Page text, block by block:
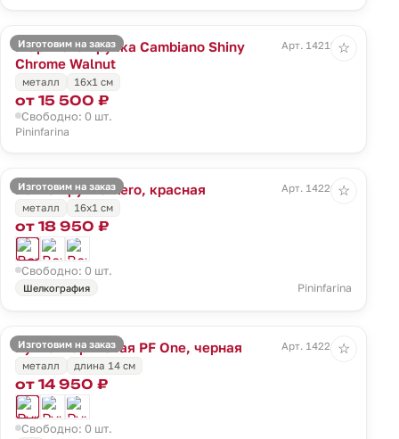
Изготовим на заказ
Шариковая ручка Cambiano Shiny
Chrome Walnut
Арт. 14219.10
металл 16x1 cм
от 15 500 ₽
Свободно: 0 шт.
Pininfarina
☆
Изготовим на заказ
Вечная ручка Aero, красная
Арт. 14220.50
металл
16x1 cм
от 18 950 ₽
Свободно: 0 шт.
Шелкография Pininfarina
☆
Изготовим на заказ
Ручка шариковая PF One, черная
Арт. 14221.30
металл
длина 14 см
от 14 950 ₽
Свободно: 0 шт.
☆